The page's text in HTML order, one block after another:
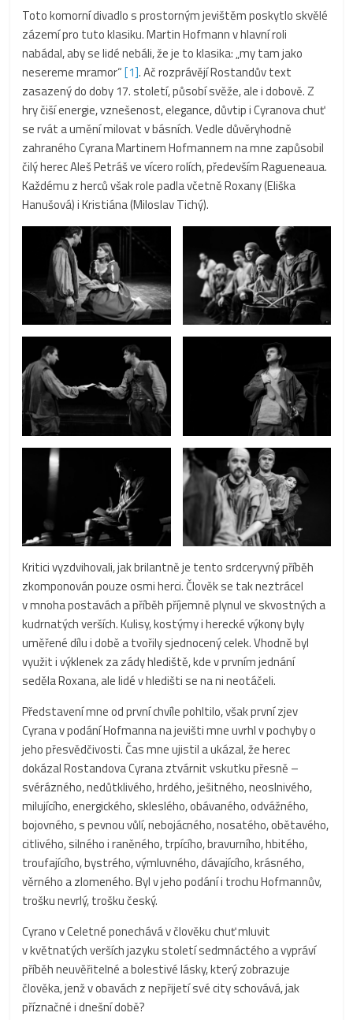
Toto komorní divadlo s prostorným jevištěm poskytlo skvělé
zázemí pro tuto klasiku. Martin Hofmann v hlavní roli
nabádal, aby se lidé nebáli, že je to klasika: „my tam jako
nesereme mramor“[1]. Ač rozprávějí Rostandův text
zasazený do doby 17. století, působí svěže, ale i dobově. Z
hry čiší energie, vznešenost, elegance, důvtip i Cyranova chuť
se rvát a umění milovat v básních. Vedle důvěryhodně
zahraného Cyrana Martinem Hofmannem na mne zapůsobil
čilý herec Aleš Petráš ve vícero rolích, především Ragueneaua.
Každému z herců však role padla včetně Roxany (Eliška
Hanušová) i Kristiána (Miloslav Tichý).
Kritici vyzdvihovali, jak brilantně je tento srdceryvný příběh
zkomponován pouze osmi herci. Člověk se tak neztrácel
v mnoha postavách a příběh příjemně plynul ve skvostných a
kudrnatých verších. Kulisy, kostýmy i herecké výkony byly
uměřené dílu i době a tvořily sjednocený celek. Vhodně byl
využit i výklenek za zády hlediště, kde v prvním jednání
seděla Roxana, ale lidé v hledišti se na ni neotáčeli.
Představení mne od první chvíle pohltilo, však první zjev
Cyrana v podání Hofmanna na jevišti mne uvrhl v pochyby o
jeho přesvědčivosti. Čas mne ujistil a ukázal, že herec
dokázal Rostandova Cyrana ztvárnit vskutku přesně –
svérázného, nedůtklivého, hrdého, ješitného, neoslnivého,
milujícího, energického, skleslého, obávaného, odvážného,
bojovného, s pevnou vůlí, nebojácného, nosatého, obětavého,
citlivého, silného i raněného, trpícího, bravurního, hbitého,
troufajícího, bystrého, výmluvného, dávajícího, krásného,
věrného a zlomeného. Byl v jeho podání i trochu Hofmannův,
trošku nevrlý, trošku český.
Cyrano v Celetné ponechává v člověku chuť mluvit
v květnatých verších jazyku století sedmnáctého a vypráví
příběh neuvěřitelné a bolestivé lásky, který zobrazuje
člověka, jenž v obavách z nepřijetí své city schovává, jak
příznačné i dnešní době?